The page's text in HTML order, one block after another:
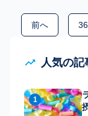
前へ 移動
人気の記
1